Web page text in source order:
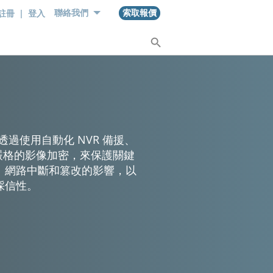
冊 | 登入 聯絡我們 索取報價
使用自動化 NVR 備援、
的影像加密，來保護關鍵
路中斷和篡改的影響，以
性。